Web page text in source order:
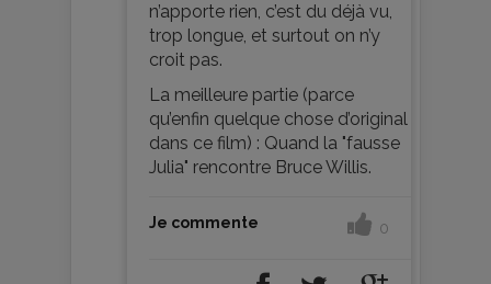
n’apporte rien, c’est du déjà vu,
trop longue, et surtout on n’y
croit pas.
La meilleure partie (parce
qu’enfin quelque chose d’original
dans ce film) : Quand la "fausse
Julia" rencontre Bruce Willis.
Je commente 0